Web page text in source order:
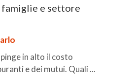
e settore
in alto il costo
e dei mutui. Quali ...